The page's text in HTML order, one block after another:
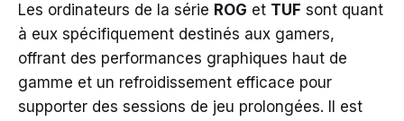
Les ordinateurs de la série ROG et TUF sont quant
à eux spécifiquement destinés aux gamers,
offrant des performances graphiques haut de
gamme et un refroidissement efficace pour
supporter des sessions de jeu prolongées. Il est